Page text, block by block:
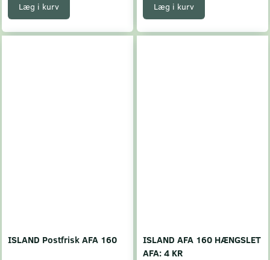
Læg i kurv Læg i kurv
ISLAND Postfrisk AFA 160
ISLAND AFA 160 HÆNGSLET
AFA: 4 KR